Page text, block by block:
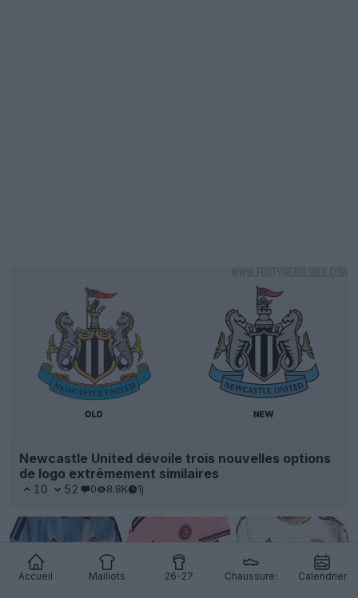
Accueil Maillots 26-27 Chaussures Calendrier
Newcastle United dévoile trois nouvelles options
de logo extrêmement similaires
10 52 0 8.8K 1j